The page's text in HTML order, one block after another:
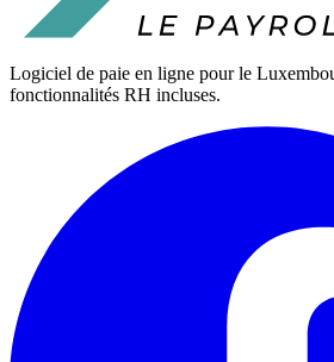
Logiciel de paie en ligne pour le
fonctionnalités RH incluses.